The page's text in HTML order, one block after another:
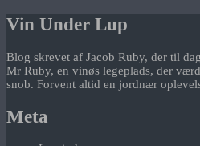
Vin Under Lup
Blog skrevet af Jacob Ruby, der til
Mr Ruby, en vinøs legeplads, der
snob. Forvent altid en jordnær
Meta